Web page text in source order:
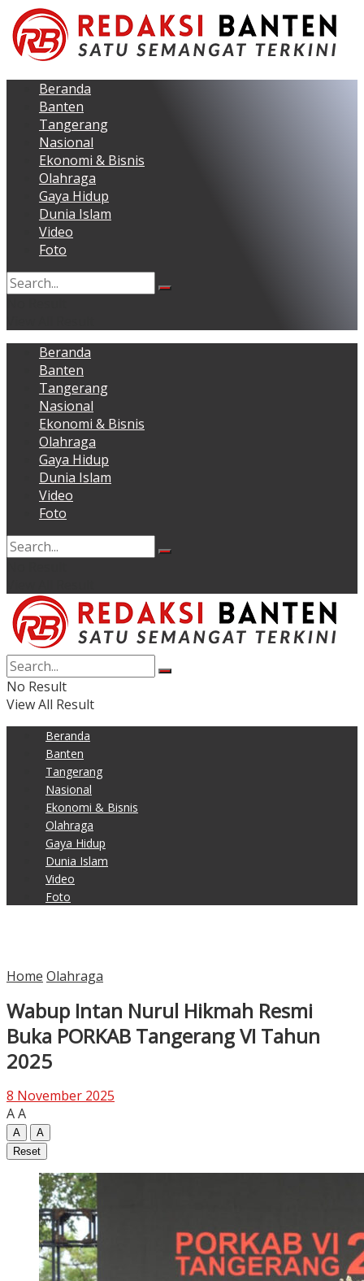
Beranda
Banten
Tangerang
Nasional
Ekonomi & Bisnis
Olahraga
Gaya Hidup
Dunia Islam
Video
Foto
Beranda
Banten
Tangerang
Nasional
Ekonomi & Bisnis
Olahraga
Gaya Hidup
Dunia Islam
Video
Foto
No Result
View All Result
Beranda
Banten
Tangerang
Nasional
Ekonomi & Bisnis
Olahraga
Gaya Hidup
Dunia Islam
Video
Foto
Home Olahraga
Wabup Intan Nurul Hikmah Resmi
Buka PORKAB Tangerang VI Tahun
2025
8 November 2025
AA
A
A
Reset